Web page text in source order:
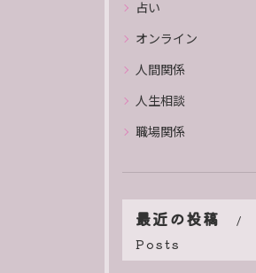
占い
オンライン
人間関係
人生相談
職場関係
最近の投稿
Posts